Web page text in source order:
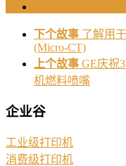
下个故事 了解用
(Micro-CT)
上个故事 GE庆祝
机燃料喷嘴
企业谷
工业级打印机
消费级打印机